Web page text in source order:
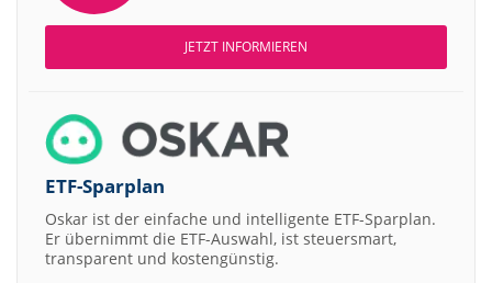
JETZT INFORMIEREN
ETF-Sparplan
Oskar ist der einfache und intelligente ETF-Sparplan.
Er übernimmt die ETF-Auswahl, ist steuersmart,
transparent und kostengünstig.